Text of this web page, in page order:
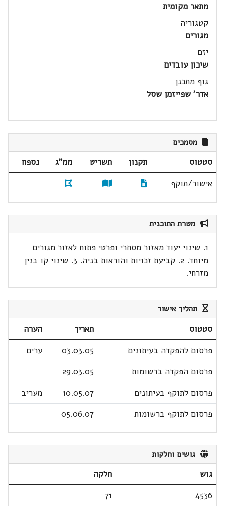
מתאר מקומית
קטגוריה
מגורים
יזם
שיכון עובדים
גוף מתכנן
אדר' שפייזמן שסל
מסמכים
סטטוס תקנון תשריט ממ"ג
נספח
אישור/תוקף
מטרת התוכנית
1. שינוי יעוד מאזור מסחרי ופרטי פתוח לאזור מגורים
מיוחד. 2. קביעת זכויות והוראות בניה. 3. שינוי קו בנין
מזרחי.
תהליך אישור
סטטוס תאריך
הערה
פרסום להפקדה בעיתונים
03.03.05
ערים
פרסום הפקדה ברשומות
29.03.05
פרסום לתוקף בעיתונים
10.05.07
מעריב
פרסום לתוקף ברשומות
05.06.07
גושים וחלקות
גוש
חלקה
4536
71